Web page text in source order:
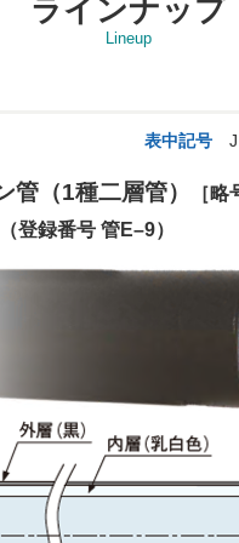
ラインナップ
Lineup
表中記号
管 （1種二層管）
［
登録番号 管E–9）